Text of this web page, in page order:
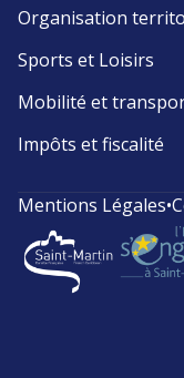
Organisation
Sports et Loisirs
Mobilité et
Impôts et fiscalité
Mentions Légales•